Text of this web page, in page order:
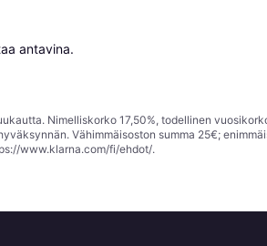
antavina.
Nimelliskorko 17,50%, todellinen
Vähimmäisoston summa 25€;
www.klarna.com/fi/ehdot/.